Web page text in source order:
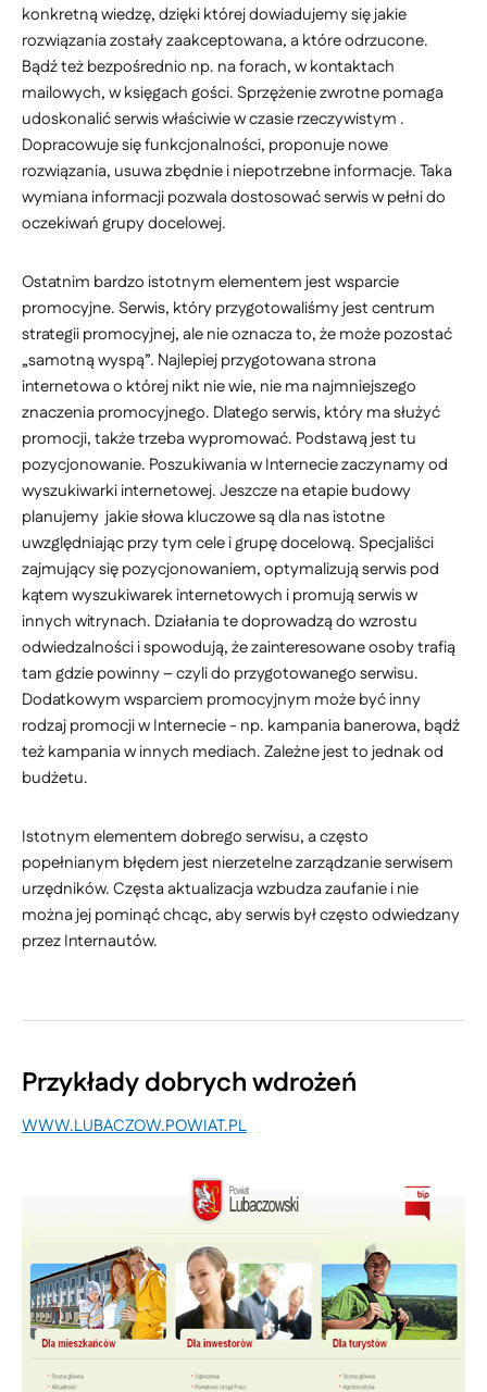
konkretną wiedzę, dzięki której dowiadujemy się jakie
rozwiązania zostały zaakceptowana, a które odrzucone.
Bądź też bezpośrednio np. na forach, w kontaktach
mailowych, w księgach gości. Sprzężenie zwrotne pomaga
udoskonalić serwis właściwie w czasie rzeczywistym .
Dopracowuje się funkcjonalności, proponuje nowe
rozwiązania, usuwa zbędnie i niepotrzebne informacje. Taka
wymiana informacji pozwala dostosować serwis w pełni do
oczekiwań grupy docelowej.
Ostatnim bardzo istotnym elementem jest wsparcie
promocyjne. Serwis, który przygotowaliśmy jest centrum
strategii promocyjnej, ale nie oznacza to, że może pozostać
„samotną wyspą”. Najlepiej przygotowana strona
internetowa o której nikt nie wie, nie ma najmniejszego
znaczenia promocyjnego. Dlatego serwis, który ma służyć
promocji, także trzeba wypromować. Podstawą jest tu
pozycjonowanie. Poszukiwania w Internecie zaczynamy od
wyszukiwarki internetowej. Jeszcze na etapie budowy
planujemy jakie słowa kluczowe są dla nas istotne
uwzględniając przy tym cele i grupę docelową. Specjaliści
zajmujący się pozycjonowaniem, optymalizują serwis pod
kątem wyszukiwarek internetowych i promują serwis w
innych witrynach. Działania te doprowadzą do wzrostu
odwiedzalności i spowodują, że zainteresowane osoby trafią
tam gdzie powinny – czyli do przygotowanego serwisu.
Dodatkowym wsparciem promocyjnym może być inny
rodzaj promocji w Internecie - np. kampania banerowa, bądź
też kampania w innych mediach. Zależne jest to jednak od
budżetu.
Istotnym elementem dobrego serwisu, a często
popełnianym błędem jest nierzetelne zarządzanie serwisem
urzędników. Częsta aktualizacja wzbudza zaufanie i nie
można jej pominąć chcąc, aby serwis był często odwiedzany
przez Internautów.
Przykłady dobrych wdrożeń
WWW.LUBACZOW.POWIAT.PL